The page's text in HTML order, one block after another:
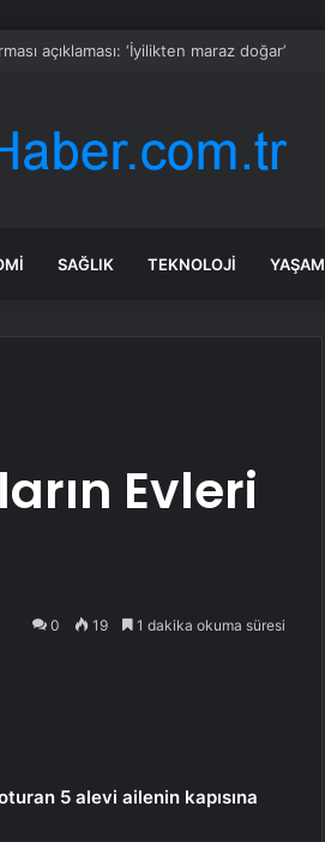
açıklaması: ‘İyilikten maraz doğar’
SAĞLIK TEKNOLOJI YAŞAM
Evleri
0 19 1 dakika okuma süresi
5 alevi ailenin kapısına